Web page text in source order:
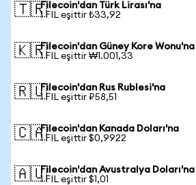
🇹🇷Filecoin'dan Türk Lirası'na
1 FIL eşittir ₺33,92
🇰🇷Filecoin'dan Güney Kore Wonu'na
1 FIL eşittir ₩1.001,33
🇷🇺Filecoin'dan Rus Rublesi'na
1 FIL eşittir ₽58,51
🇨🇦Filecoin'dan Kanada Doları'na
1 FIL eşittir $0,9922
🇦🇺Filecoin'dan Avustralya Doları'na
1 FIL eşittir $1,01